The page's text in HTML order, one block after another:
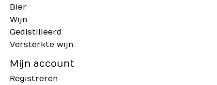
Bier
Wijn
Gedistilleerd
Versterkte wijn
Mijn account
Registreren